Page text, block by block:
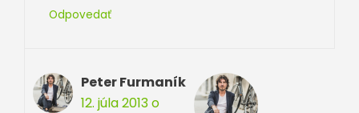
Odpovedať
Peter Furmaník
12. júla 2013 o